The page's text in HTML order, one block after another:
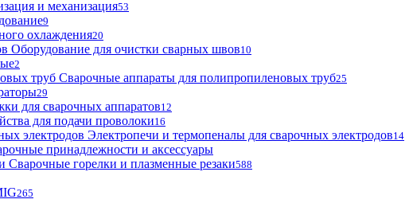
и механизация53
9
охлаждения20
Оборудование для очистки сварных швов10
2
Сварочные аппараты для полипропиленовых труб25
29
для сварочных аппаратов12
для подачи проволоки16
Электропечи и термопеналы для сварочных электродов14
принадлежности и аксессуары
Сварочные горелки и плазменные резаки588
265